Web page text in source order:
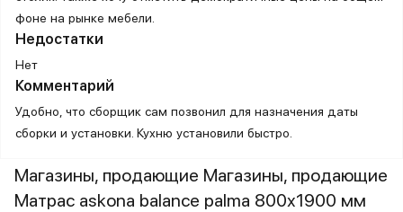
фоне на рынке мебели.
Недостатки
Нет
Комментарий
Удобно, что сборщик сам позвонил для назначения даты
сборки и установки. Кухню установили быстро.
Магазины, продающие Магазины, продающие
Матрас askona balance palma 800х1900 мм